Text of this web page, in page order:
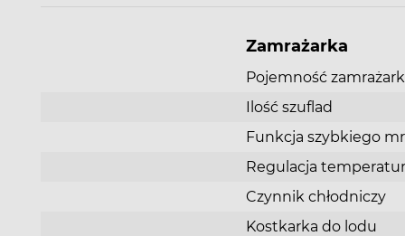
Oświetlenie LED: zobacz zawartość swojej
chłodziarki w nowym świetle.
Zamrażarka
Pojemność
Ilość szuflad
Funkcja szybkiego
Regulacja
Czynnik chłodniczy
Kostkarka do lodu